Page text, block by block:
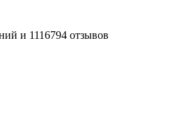
и 1116794 отзывов